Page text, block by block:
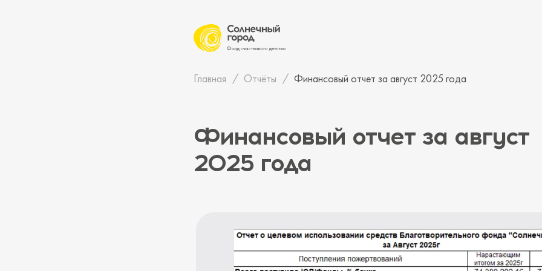
Главная Отчёты Финансовый отчет за август 2025 года
Финансовый отчет за август
2025 года